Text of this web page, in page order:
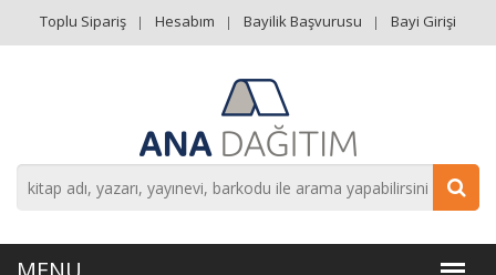
Toplu Sipariş Hesabım Bayilik Başvurusu Bayi Girişi